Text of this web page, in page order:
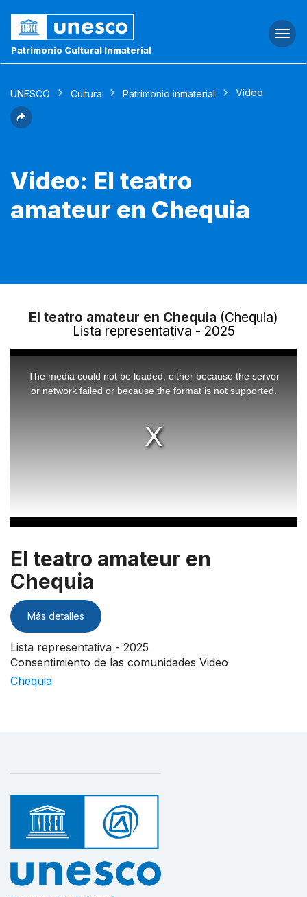
Patrimonio Cultural Inmaterial
UNESCO Cultura Patrimonio inmaterial Vídeo
Video: El teatro
amateur en Chequia
El teatro amateur en Chequia (Chequia)
Lista representativa - 2025
The media could not be loaded, either because the server
or network failed or because the format is not supported.
El teatro amateur en
Chequia
Más detalles
Lista representativa - 2025
Consentimiento de las comunidades Video
Chequia